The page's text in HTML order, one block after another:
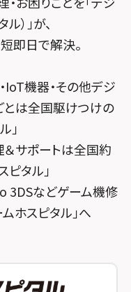
キャスパ
）」が、
即日で解決。
IoT機器・その他デジ
は全国駆けつけの
」
＆サポートは全国約
ピタル」
3DSなどゲーム機修
ホスピタル」へ